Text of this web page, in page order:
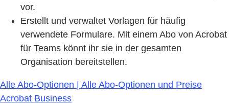
vor.
Erstellt und verwaltet Vorlagen für häufig
verwendete Formulare. Mit einem Abo von Acrobat
für Teams könnt ihr sie in der gesamten
Organisation bereitstellen.
Alle Abo-Optionen | Alle Abo-Optionen und Preise
Acrobat Business